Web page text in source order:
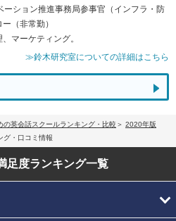
ション推進事務局参事官（インフラ・防
（非常勤）
マーケティング。
≫鈴木研究室についての詳細はこちら
の英会話スクールランキング・比較
2020年版
グ・口コミ情報
足度ランキング一覧